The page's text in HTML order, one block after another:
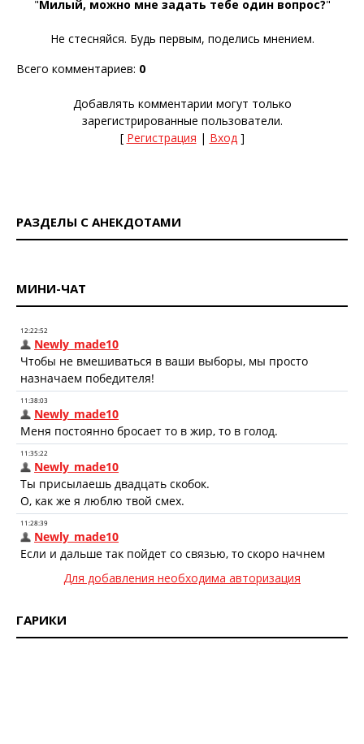
"Милый, можно мне задать тебе один вопрос?"
Не стесняйся. Будь первым, поделись мнением.
Всего комментариев: 0
Добавлять комментарии могут только
зарегистрированные пользователи.
[ Регистрация | Вход]
РАЗДЕЛЫ С АНЕКДОТАМИ
МИНИ-ЧАТ
Для добавления необходима авторизация
ГАРИКИ